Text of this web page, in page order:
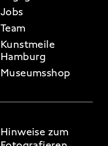
Jobs
Team
Kunstmeile
Hamburg
Museumsshop
Hinweise zum